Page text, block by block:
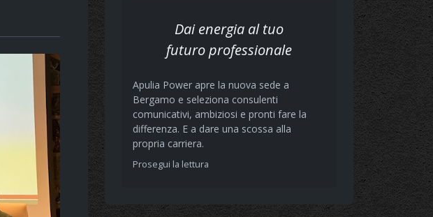
Dai energia al tuo
futuro professionale
Apulia Power apre la nuova sede a
Bergamo e seleziona consulenti
comunicativi, ambiziosi e pronti fare la
differenza. E a dare una scossa alla
propria carriera.
Prosegui la lettura